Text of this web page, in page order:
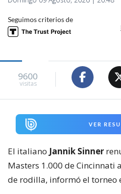
Seguimos criterios de
9600
visitas
VER
El italiano Jannik Sinner
Masters 1.000 de
de rodilla, informó el torneo